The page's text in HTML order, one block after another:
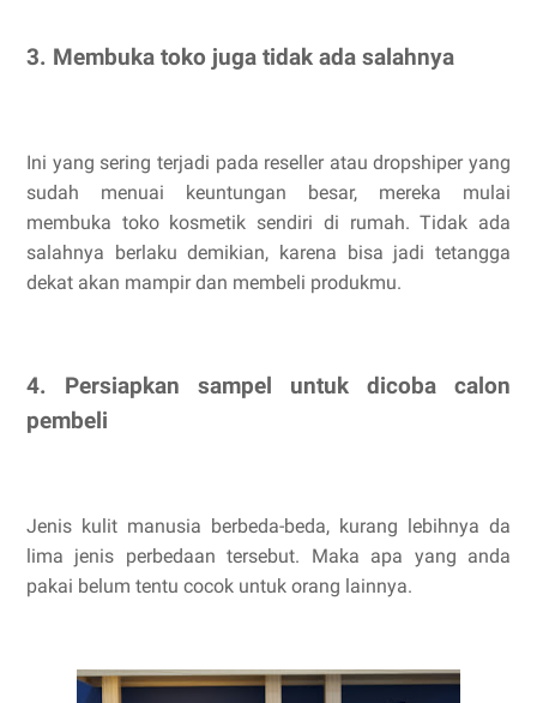
3. Membuka toko juga tidak ada salahnya
Ini yang sering terjadi pada reseller atau dropshiper yang
sudah menuai keuntungan besar, mereka mulai
membuka toko kosmetik sendiri di rumah. Tidak ada
salahnya berlaku demikian, karena bisa jadi tetangga
dekat akan mampir dan membeli produkmu.
4. Persiapkan sampel untuk dicoba calon
pembeli
Jenis kulit manusia berbeda-beda, kurang lebihnya da
lima jenis perbedaan tersebut. Maka apa yang anda
pakai belum tentu cocok untuk orang lainnya.